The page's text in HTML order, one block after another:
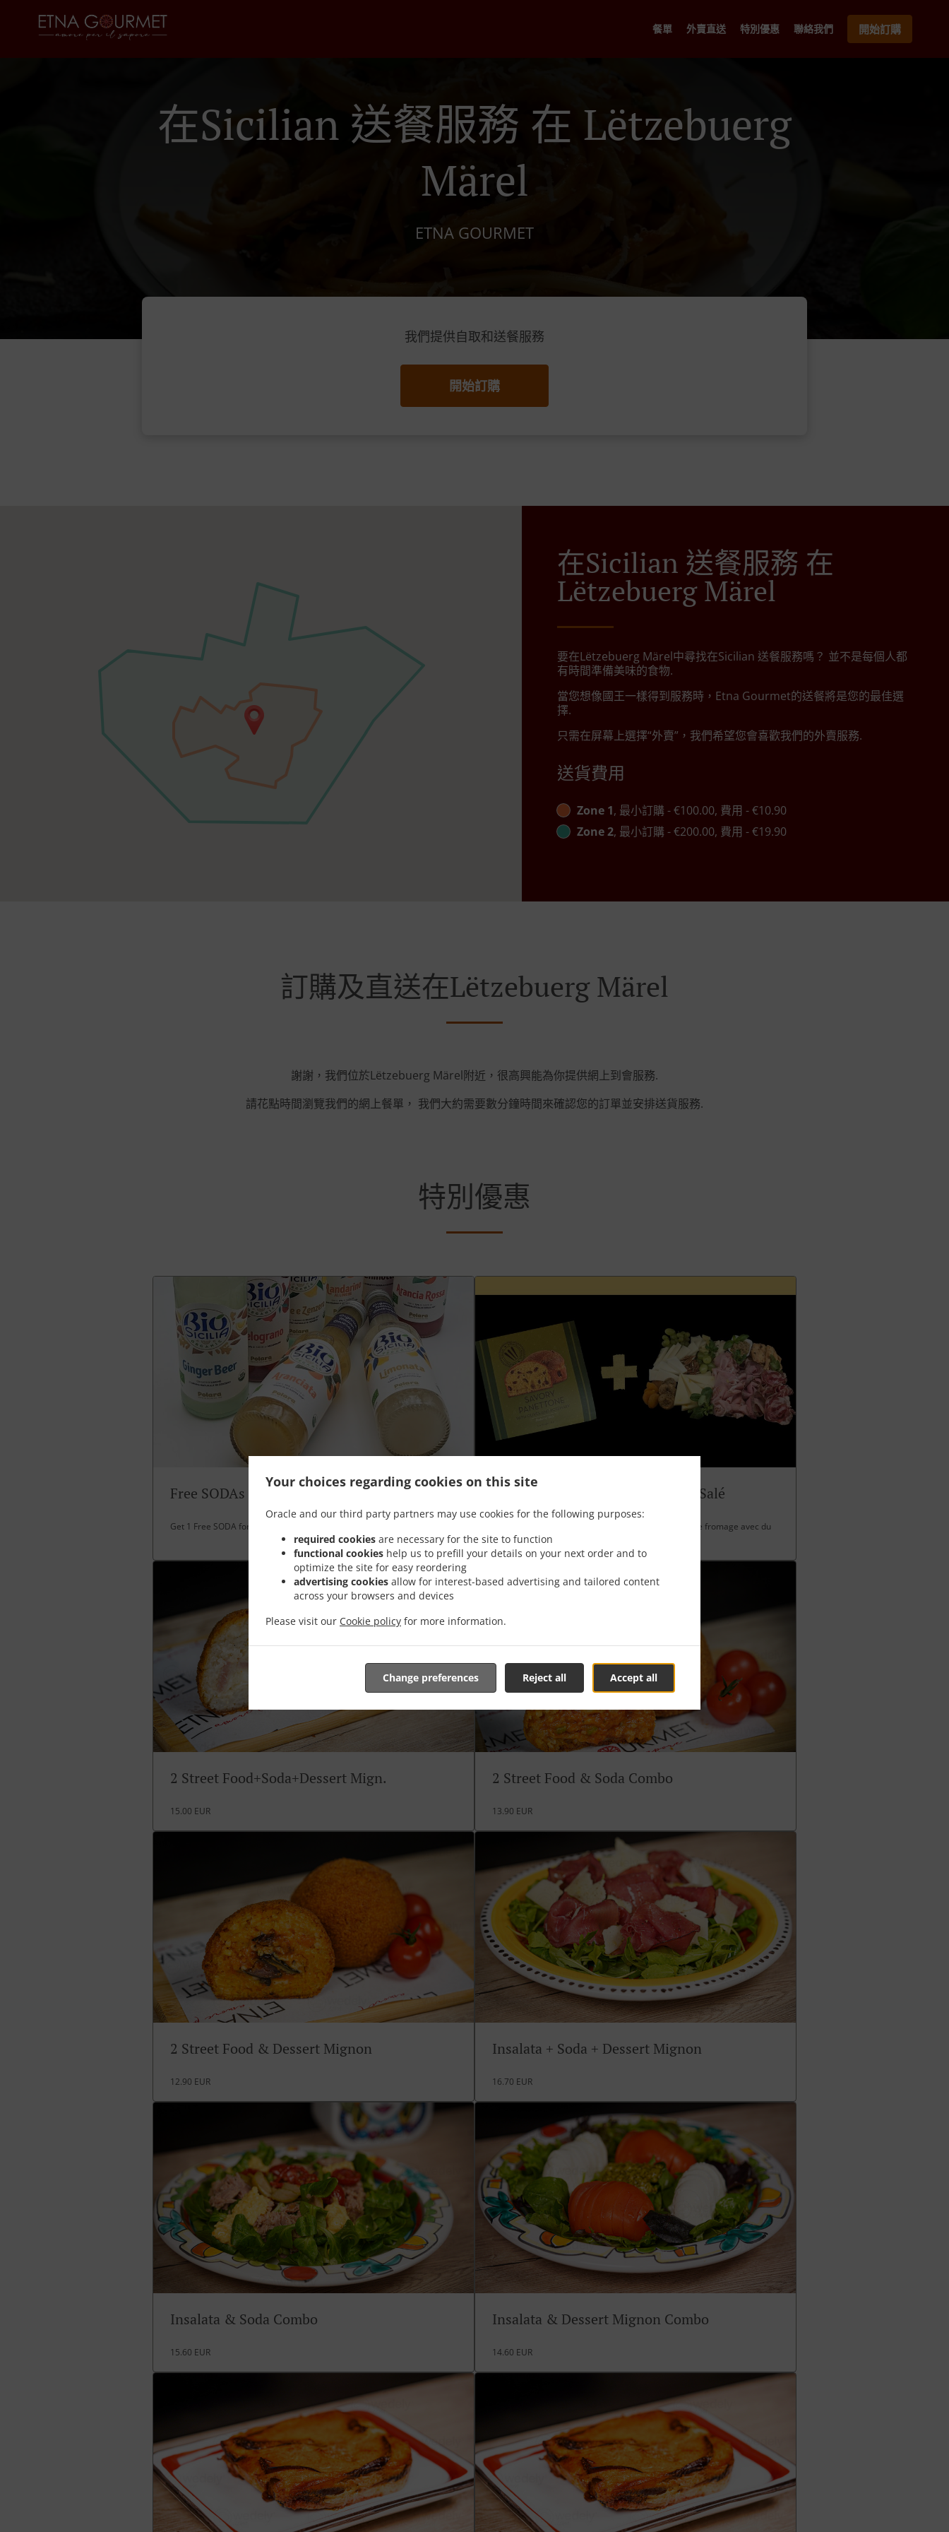
Your choices regarding cookies on this site
Oracle and our third party partners may use cookies for the following purposes:
required cookies are necessary for the site to function
functional cookies help us to prefill your details on your next order and to
optimize the site for easy reordering
advertising cookies allow for interest-based advertising and tailored content
across your browsers and devices
Please visit our Cookie policy for more information.
Accept all
Reject all
Change preferences
餐單 外賣直送 特別優惠 聯絡我們 開始訂購
在Sicilian 送餐服務 在 Lëtzebuerg
Märel
ETNA GOURMET
我們提供自取和送餐服務
開始訂購
在Sicilian 送餐服務 在
Lëtzebuerg Märel
要在Lëtzebuerg Märel中尋找在Sicilian 送餐服務嗎？ 並不是每個人都
有時間準備美味的食物.
當您想像國王一樣得到服務時，Etna Gourmet的送餐將是您的最佳選
擇.
只需在屏幕上選擇“外賣”，我們希望您會喜歡我們的外賣服務.
送貨費用
Zone 1, 最小訂購 - €100.00, 費用 - €10.90
Zone 2, 最小訂購 - €200.00, 費用 - €19.90
訂購及直送在Lëtzebuerg Märel
謝謝，我們位於Lëtzebuerg Märel附近，很高興能為你提供網上到會服務.
請花點時間瀏覽我們的網上餐單， 我們大約需要數分鐘時間來確認您的訂單並安排送貨服務.
特別優惠
Free SODAs
Get 1 Free SODA for over 30 EUR spent
Plateau aperò Grand +Panettone Salé
Goûtez la meilleure combinaison de charcuterie et de fromage avec du
panettone salé à prix spécial
2 Street Food+Soda+Dessert Mign.
15.00 EUR
2 Street Food & Soda Combo
13.90 EUR
2 Street Food & Dessert Mignon
12.90 EUR
Insalata + Soda + Dessert Mignon
16.70 EUR
Insalata & Soda Combo
15.60 EUR
Insalata & Dessert Mignon Combo
14.60 EUR